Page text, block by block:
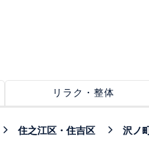
リラク・整体
住之江区・住吉区 沢ノ